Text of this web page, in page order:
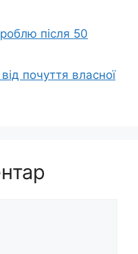
після 50
почуття власної